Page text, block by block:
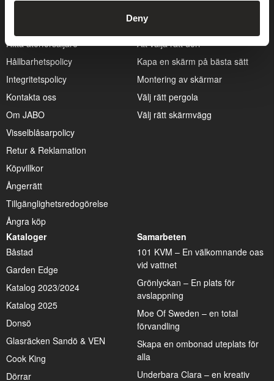
Deny
Hitta återförsäljare
Hållbarhetspolicy
Integritetspolicy
Kontakta oss
Om JABO
Visselblåsarpolicy
Retur & Reklamation
Köpvillkor
Ångerrätt
Tillgänglighetsredogörelse
Ångra köp
Att bygga altan
Att välja rätt dörr
Kapa en skärm på bästa sätt
Montering av skärmar
Välj rätt pergola
Välj rätt skärmvägg
Kataloger
Båstad
Garden Edge
Katalog 2023/2024
Katalog 2025
Donsö
Glasräcken Sandö & VEN
Cook King
Dörrar
Samarbeten
101 KVM – En välkomnande oas
vid vattnet
Grönlyckan – En plats för
avslappning
Moe Of Sweden – en total
förvandling
Skapa en ombonad uteplats för
alla
Underbara Clara – en kreativ